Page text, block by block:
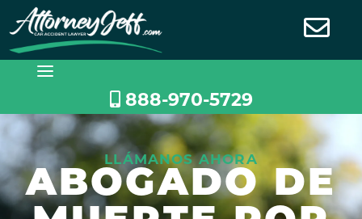
Saltar
contenido
888-970-5729
LLÁMANOS AHORA
ABOGADO DE